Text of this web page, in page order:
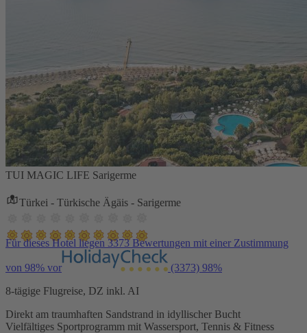
TUI MAGIC LIFE Sarigerme
Türkei - Türkische Ägäis - Sarigerme
Für dieses Hotel liegen 3373 Bewertungen mit einer Zustimmung
von 98% vor (3373) 98%
8-tägige Flugreise, DZ inkl. AI
Direkt am traumhaften Sandstrand in idyllischer Bucht
Vielfältiges Sportprogramm mit Wassersport, Tennis & Fitness